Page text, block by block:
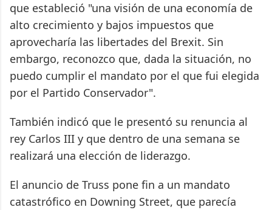
que estableció "una visión de una economía de
alto crecimiento y bajos impuestos que
aprovecharía las libertades del Brexit. Sin
embargo, reconozco que, dada la situación, no
puedo cumplir el mandato por el que fui elegida
por el Partido Conservador".
También indicó que le presentó su renuncia al
rey Carlos III y que dentro de una semana se
realizará una elección de liderazgo.
El anuncio de Truss pone fin a un mandato
catastrófico en Downing Street, que parecía